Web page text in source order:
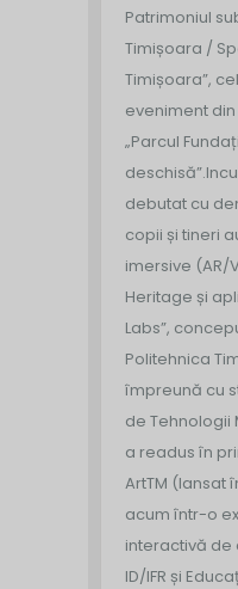
Patrimoniul
Timișoara /
Timișoara”,
eveniment
„Parcul
deschisă”.
debutat cu
copii și tineri
imersive (AR/
Heritage și
Labs”,
Politehnica
împreună cu
de Tehnologii
a readus în
ArtTM (lansat
acum într-o
interactivă de
ID/IFR și